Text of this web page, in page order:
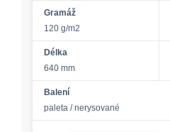
Gramáž
120 g/m2
Délka
640 mm
Balení
paleta / nerysované